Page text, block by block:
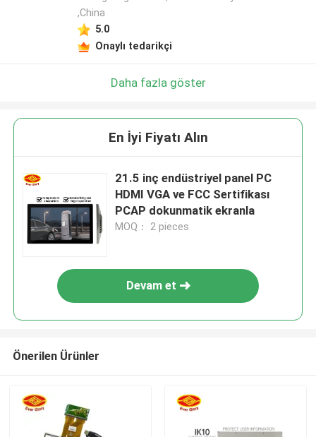
,China
5.0
Onaylı tedarikçi
Daha fazla göster
En İyi Fiyatı Alın
21.5 inç endüstriyel panel PC
HDMI VGA ve FCC Sertifikası
PCAP dokunmatik ekranla
MOQ： 2 pieces
Devam et
Önerilen Ürünler